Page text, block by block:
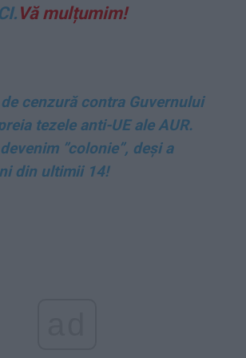
Vă mulțumim!
cenzură contra Guvernului
tezele anti-UE ale AUR.
”colonie”, deși a
din ultimii 14!